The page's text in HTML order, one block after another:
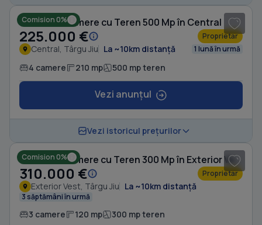
Comision 0%
Casă cu 4 camere cu Teren 500 Mp în Central
225.000 € Proprietar
Central, Târgu Jiu La ~10km distanță 1 lună în urmă
4 camere 210 mp 500 mp teren
Vezi anunțul
Vezi istoricul prețurilor
Comision 0% Casă cu 3 camere cu Teren 300 Mp în Exterior Vest
310.000 € Proprietar
Exterior Vest, Târgu Jiu La ~10km distanță
3 săptămâni în urmă
3 camere 120 mp 300 mp teren